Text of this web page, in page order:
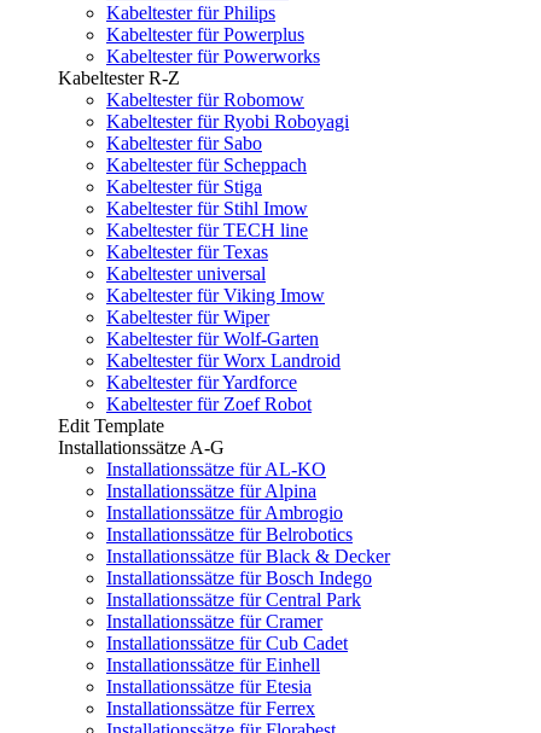
Kabeltester für Philips
Kabeltester für Powerplus
Kabeltester für Powerworks
Kabeltester R-Z
Kabeltester für Robomow
Kabeltester für Ryobi Roboyagi
Kabeltester für Sabo
Kabeltester für Scheppach
Kabeltester für Stiga
Kabeltester für Stihl Imow
Kabeltester für TECH line
Kabeltester für Texas
Kabeltester universal
Kabeltester für Viking Imow
Kabeltester für Wiper
Kabeltester für Wolf-Garten
Kabeltester für Worx Landroid
Kabeltester für Yardforce
Kabeltester für Zoef Robot
Edit Template
Installationssätze A-G
Installationssätze für AL-KO
Installationssätze für Alpina
Installationssätze für Ambrogio
Installationssätze für Belrobotics
Installationssätze für Black & Decker
Installationssätze für Bosch Indego
Installationssätze für Central Park
Installationssätze für Cramer
Installationssätze für Cub Cadet
Installationssätze für Einhell
Installationssätze für Etesia
Installationssätze für Ferrex